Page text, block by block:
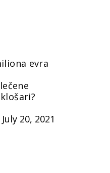
evra
July 20, 2021